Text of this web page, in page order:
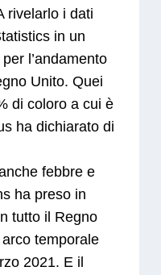
rivelarlo i dati
in un
l’andamento
Unito. Quei
di coloro a cui è
ha dichiarato di
febbre e
ha preso in
tutto il Regno
temporale
2021. E il